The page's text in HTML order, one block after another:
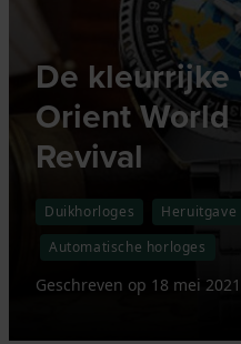
De
Orient World
Revival
Duikhorloges Heruitgave
Automatische horloges
Geschreven op 18 mei 2021